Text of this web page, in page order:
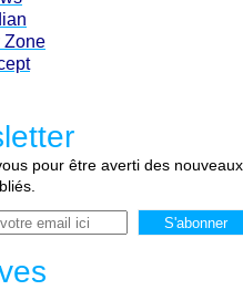
Zone
pour être averti des nouveaux